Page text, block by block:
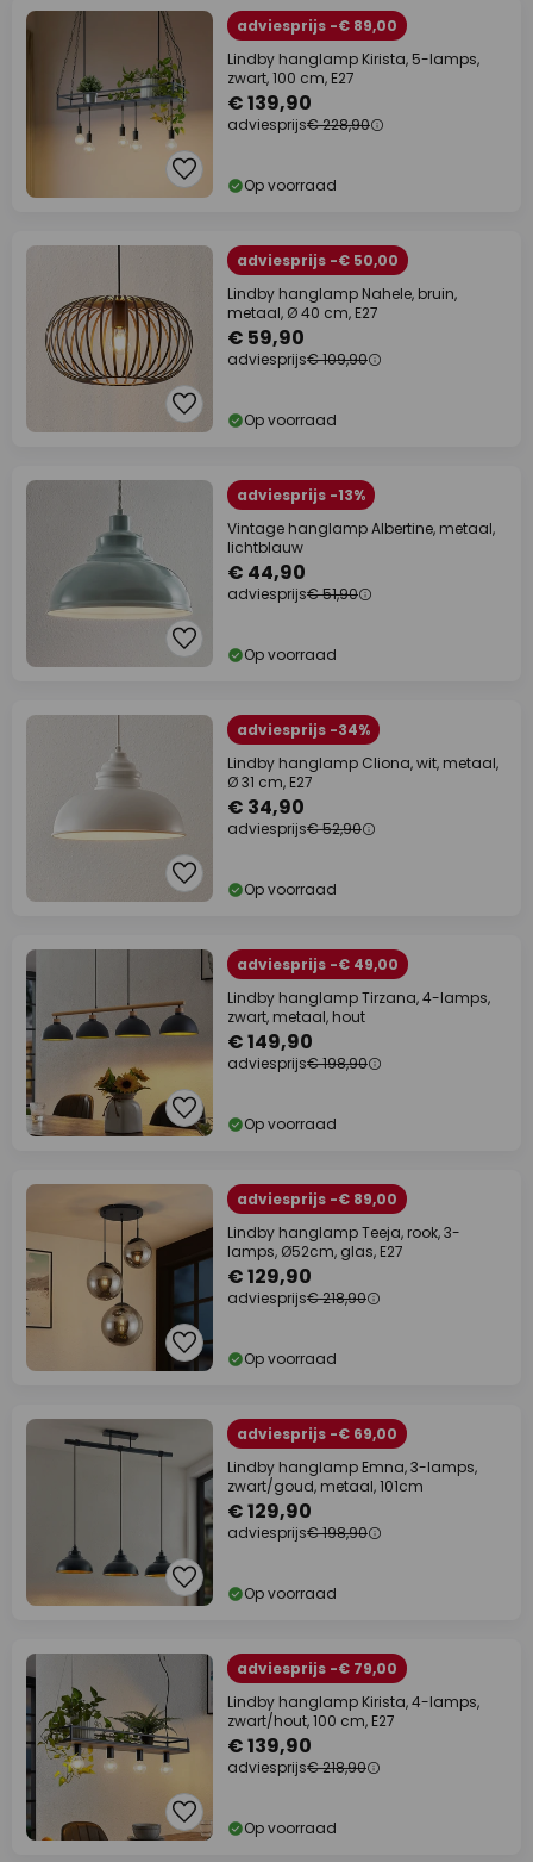
adviesprijs -€ 89,00
Lindby hanglamp Kirista, 5-lamps,
zwart, 100 cm, E27
€ 139,90
adviesprijs€ 228,90
Op voorraad
adviesprijs -€ 50,00
Lindby hanglamp Nahele, bruin,
metaal, Ø 40 cm, E27
€ 59,90
adviesprijs€ 109,90
Op voorraad
adviesprijs -13%
Vintage hanglamp Albertine, metaal,
lichtblauw
€ 44,90
adviesprijs€ 51,90
Op voorraad
adviesprijs -34%
Lindby hanglamp Cliona, wit, metaal,
Ø 31 cm, E27
€ 34,90
adviesprijs€ 52,90
Op voorraad
adviesprijs -€ 49,00
Lindby hanglamp Tirzana, 4-lamps,
zwart, metaal, hout
€ 149,90
adviesprijs€ 198,90
Op voorraad
adviesprijs -€ 89,00
Lindby hanglamp Teeja, rook, 3-
lamps, Ø52cm, glas, E27
€ 129,90
adviesprijs€ 218,90
Op voorraad
adviesprijs -€ 69,00
Lindby hanglamp Emna, 3-lamps,
zwart/goud, metaal, 101cm
€ 129,90
adviesprijs€ 198,90
Op voorraad
adviesprijs -€ 79,00
Lindby hanglamp Kirista, 4-lamps,
zwart/hout, 100 cm, E27
€ 139,90
adviesprijs€ 218,90
Op voorraad